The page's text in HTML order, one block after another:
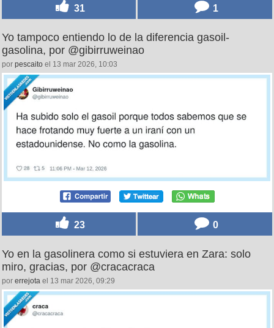
31 1
Yo tampoco entiendo lo de la diferencia gasoil-
gasolina, por @gibirruweinao
por pescaito el 13 mar 2026, 10:03
23 0
Yo en la gasolinera como si estuviera en Zara: solo
miro, gracias, por @cracacraca
por errejota el 13 mar 2026, 09:29